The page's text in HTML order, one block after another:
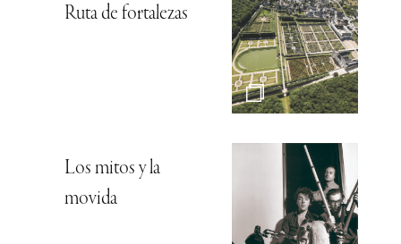
Ruta de fortalezas
Los mitos y la
movida